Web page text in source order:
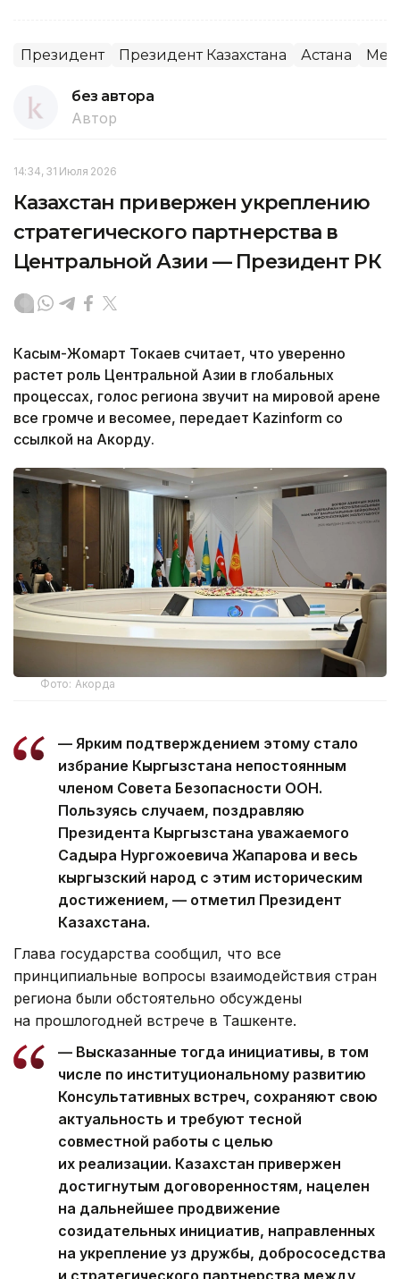
Президент Президент Казахстана Астана
без автора
Автор
14:34, 31 Июля 2026
Казахстан привержен укреплению
стратегического партнерства в
Центральной Азии — Президент РК
Касым-Жомарт Токаев считает, что уверенно
растет роль Центральной Азии в глобальных
процессах, голос региона звучит на мировой арене
все громче и весомее, передает Kazinform со
ссылкой на Акорду.
Фото: Акорда
— Ярким подтверждением этому стало
избрание Кыргызстана непостоянным
членом Совета Безопасности ООН.
Пользуясь случаем, поздравляю
Президента Кыргызстана уважаемого
Садыра Нургожоевича Жапарова и весь
кыргызский народ с этим историческим
достижением, — отметил Президент
Казахстана.
Глава государства сообщил, что все
принципиальные вопросы взаимодействия стран
региона были обстоятельно обсуждены
на прошлогодней встрече в Ташкенте.
— Высказанные тогда инициативы, в том
числе по институциональному развитию
Консультативных встреч, сохраняют свою
актуальность и требуют тесной
совместной работы с целью
их реализации. Казахстан привержен
достигнутым договоренностям, нацелен
на дальнейшее продвижение
созидательных инициатив, направленных
на укрепление уз дружбы, добрососедства